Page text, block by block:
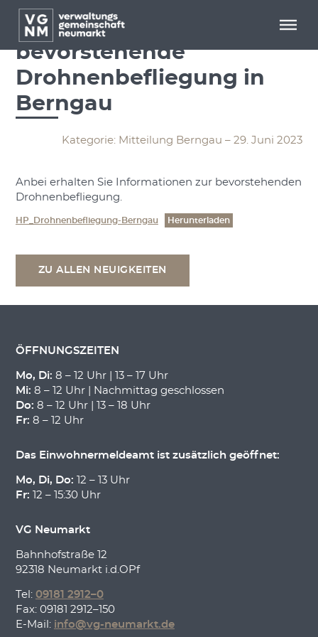
Menü überspringen
Menü überspringen
Information über die
bevorstehende
Drohnenbefliegung in
Berngau
Kategorie: Mitteilung Berngau – 29. Juni 2023
Anbei erhalten Sie Informationen zur bevorstehenden
Drohnenbefliegung.
HP_Drohnenbefliegung-Berngau Herunterladen
ZU ALLEN NEUIGKEITEN
ÖFFNUNGSZEITEN
Mo, Di: 8 – 12 Uhr | 13 – 17 Uhr
Mi: 8 – 12 Uhr | Nachmittag geschlossen
Do: 8 – 12 Uhr | 13 – 18 Uhr
Fr: 8 – 12 Uhr
Das Einwohnermeldeamt ist zusätzlich geöffnet:
Mo, Di, Do: 12 – 13 Uhr
Fr: 12 – 15:30 Uhr
VG Neumarkt
Bahnhofstraße 12
92318 Neumarkt i.d.OPf
Tel: 09181 2912–0
Fax: 09181 2912–150
E-Mail: info@vg-neumarkt.de